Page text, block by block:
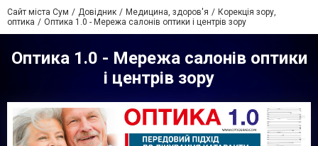
Сайт міста Сум Довідник Медицина, здоров'я
Корекція зору,
оптика
Оптика 1.0 - Мережа салонів оптики і центрів зору
Оптика 1.0 - Мережа салонів оптики
і центрів зору